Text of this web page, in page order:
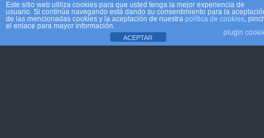
Móvil Escritorio
Este sitio web utiliza cookies para que usted tenga la mejor experiencia de
usuario. Si continúa navegando está dando su consentimiento para la
de las mencionadas cookies y la aceptación de nuestra política de cookies,
el enlace para mayor información.
plugin
ACEPTAR